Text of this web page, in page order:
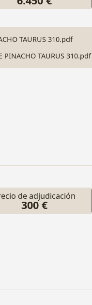
TAURUS 310.pdf
PINACHO TAURUS 310.pdf
de adjudicación
300 €